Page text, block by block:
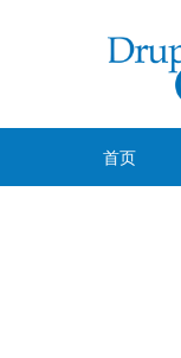
内
MENU
首页